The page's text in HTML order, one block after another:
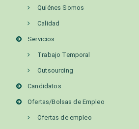
Quiénes Somos
Calidad
Servicios
Trabajo Temporal
Outsourcing
Candidatos
Ofertas/Bolsas de Empleo
Ofertas de empleo